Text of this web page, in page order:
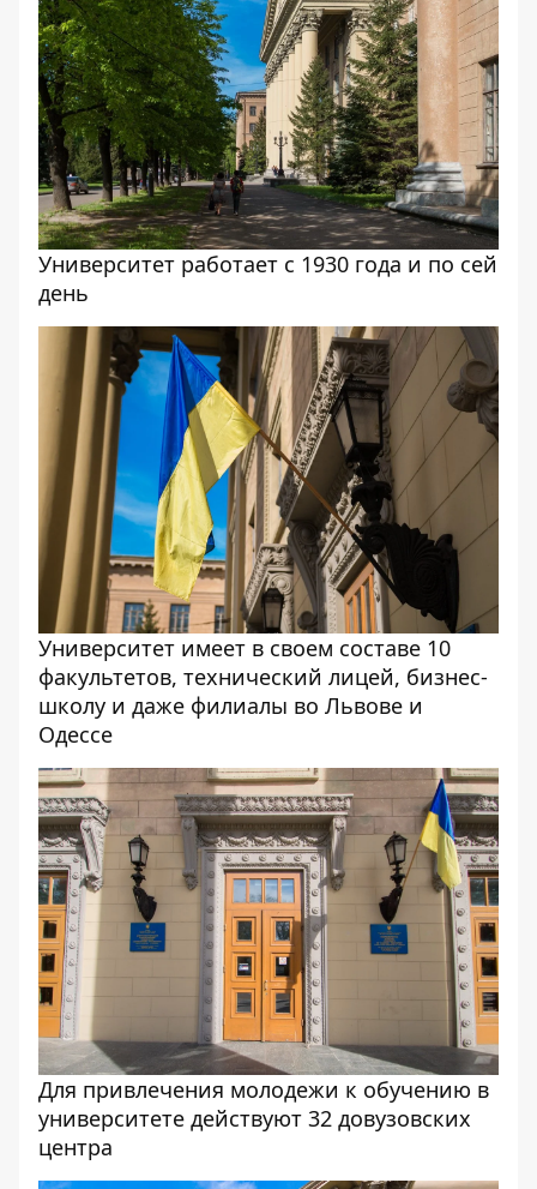
Университет работает с 1930 года и по сей
день
Университет имеет в своем составе 10
факультетов, технический лицей, бизнес-
школу и даже филиалы во Львове и
Одессе
Для привлечения молодежи к обучению в
университете действуют 32 довузовских
центра